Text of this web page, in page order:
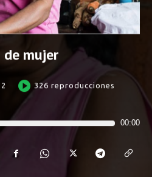
mujer
326 reproducciones
00:00